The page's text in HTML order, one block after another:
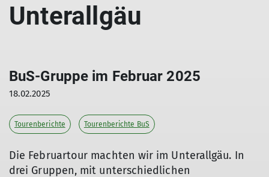
Unterallgäu
BuS-Gruppe im Februar 2025
18.02.2025
Tourenberichte Tourenberichte BuS
Die Februartour machten wir im Unterallgäu. In
drei Gruppen, mit unterschiedlichen